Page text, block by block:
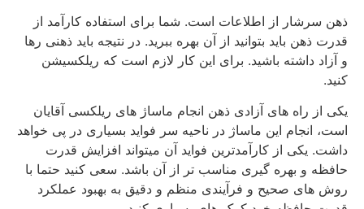
ذهن سرشار از اطلاعات است. شما برای استفاده کارآمد از
قدرت ذهن باید بتوانید از آن بهره ببرید. در نتیجه باید ذهنی رها
و آزاد داشته باشید. برای این کار لازم است که ریلکسیشن
کنید.
یکی از راه های آزادی ذهن انجام ماساژ های ریلکسی آقایان
است، انجام این ماساژ در ناحیه سر فواید بسیاری در پی خواهد
داشت. یکی از کارآمدترین فواید آن میتواند افزایش قدرت
حافظه و بهره گیری مناسب تر از آن باشد. سعی کنید حتما با
روش های صحیح و فرآیندی منظم و دقیق به بهبود عملکرد